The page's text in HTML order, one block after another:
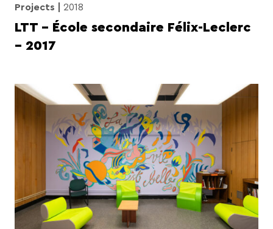
Projects 2018
LTT – École secondaire Félix-Leclerc
– 2017